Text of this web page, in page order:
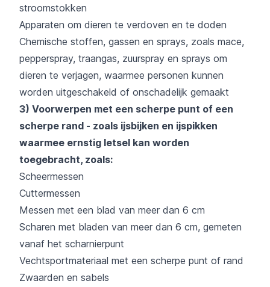
stroomstokken
Apparaten om dieren te verdoven en te doden
Chemische stoffen, gassen en sprays, zoals mace,
pepperspray, traangas, zuurspray en sprays om
dieren te verjagen, waarmee personen kunnen
worden uitgeschakeld of onschadelijk gemaakt
3) Voorwerpen met een scherpe punt of een
scherpe rand - zoals ijsbijken en ijspikken
waarmee ernstig letsel kan worden
toegebracht, zoals:
Scheermessen
Cuttermessen
Messen met een blad van meer dan 6 cm
Scharen met bladen van meer dan 6 cm, gemeten
vanaf het scharnierpunt
Vechtsportmateriaal met een scherpe punt of rand
Zwaarden en sabels